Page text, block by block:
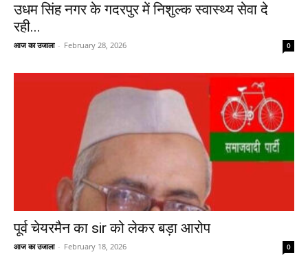
उधम सिंह नगर के गदरपुर में निशुल्क स्वास्थ्य सेवा दे
रही...
आज का उजाला - February 28, 2026 0
पूर्व चेयरमैन का sir को लेकर बड़ा आरोप
आज का उजाला - February 18, 2026 0